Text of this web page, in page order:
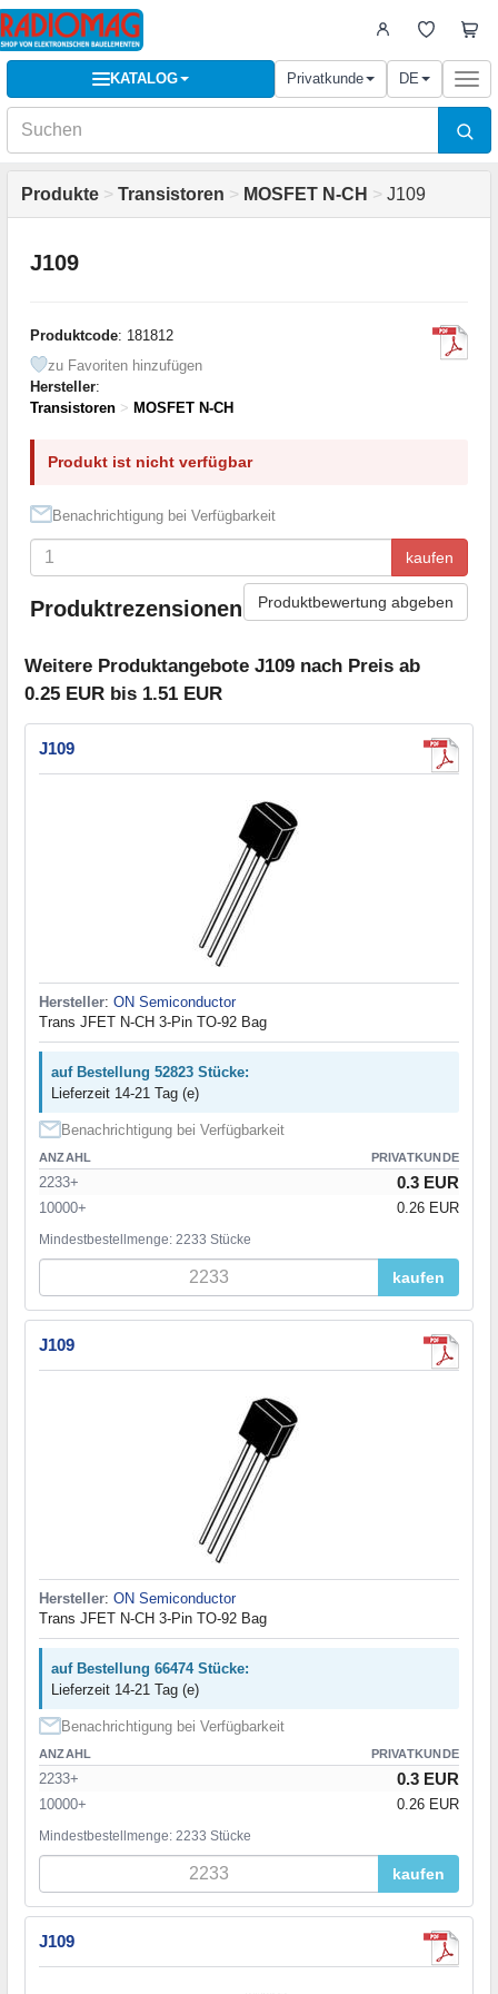
KATALOG Privatkunde DE
Produkte > Transistoren > MOSFET N-CH > J109
J109
Produktcode: 181812
zu Favoriten hinzufügen
Hersteller:
Transistoren > MOSFET N-CH
Produkt ist nicht verfügbar
Benachrichtigung bei Verfügbarkeit
kaufen
Produktrezensionen Produktbewertung abgeben
Weitere Produktangebote J109 nach Preis ab
0.25 EUR bis 1.51 EUR
J109
Hersteller: ON Semiconductor
Trans JFET N-CH 3-Pin TO-92 Bag
auf Bestellung 52823 Stücke:
Lieferzeit 14-21 Tag (e)
Benachrichtigung bei Verfügbarkeit
ANZAHL PRIVATKUNDE
2233+ 0.3 EUR
10000+ 0.26 EUR
Mindestbestellmenge: 2233 Stücke
kaufen
J109
Hersteller: ON Semiconductor
Trans JFET N-CH 3-Pin TO-92 Bag
auf Bestellung 66474 Stücke:
Lieferzeit 14-21 Tag (e)
Benachrichtigung bei Verfügbarkeit
ANZAHL PRIVATKUNDE
2233+ 0.3 EUR
10000+ 0.26 EUR
Mindestbestellmenge: 2233 Stücke
kaufen
J109